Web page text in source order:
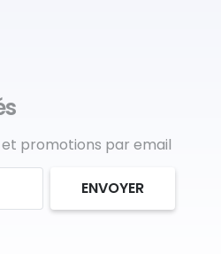
promotions par email
ENVOYER